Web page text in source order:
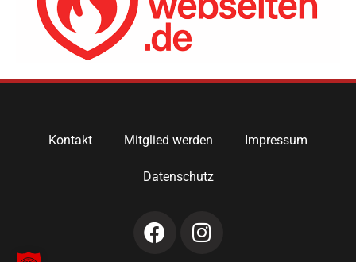
Kontakt Mitglied werden Impressum
Datenschutz